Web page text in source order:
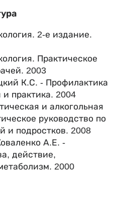
2-е издание.
Практическое
2003
К.С. - Профилактика
практика. 2004
и алкогольная
руководство по
и подростков. 2008
А.Е. -
действие,
2000